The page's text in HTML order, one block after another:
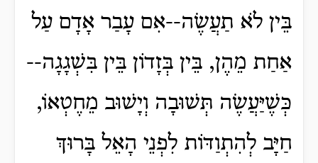
בֵּין לֹא תַעֲשֶׂה--אִם עָבַר אָדָם עַל
אַחַת מֵהֶן, בֵּין בְּזָדוֹן בֵּין בִּשְׁגָגָה--
כְּשֶׁיַּעֲשֶׂה תְּשׁוּבָה וְיָשׁוּב מֵחֶטְאוֹ,
חַיָּב לְהִתְוַדּוֹת לִפְנֵי הָאֵל בָּרוּךְ